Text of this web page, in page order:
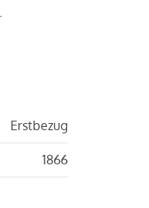
Erstbezug
1866